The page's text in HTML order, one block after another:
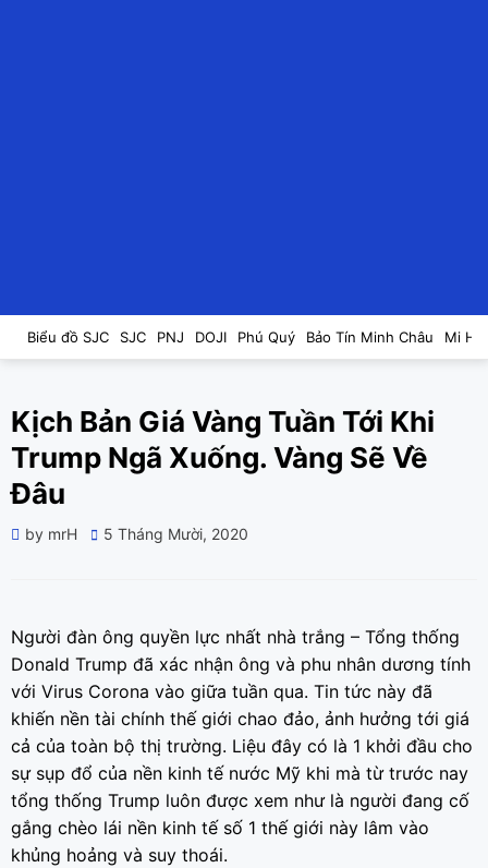
Biểu đồ SJC SJC PNJ DOJI Phú Quý Bảo Tín Minh Châu Mi
Kịch Bản Giá Vàng Tuần Tới Khi
Trump Ngã Xuống. Vàng Sẽ Về
Đâu
by mrH
Posted
5 Tháng Mười, 2020
Người đàn ông quyền lực nhất nhà trắng – Tổng thống
Donald Trump đã xác nhận ông và phu nhân dương tính
với Virus Corona vào giữa tuần qua. Tin tức này đã
khiến nền tài chính thế giới chao đảo, ảnh hưởng tới giá
cả của toàn bộ thị trường. Liệu đây có là 1 khởi đầu cho
sự sụp đổ của nền kinh tế nước Mỹ khi mà từ trước nay
tổng thống Trump luôn được xem như là người đang cố
gắng chèo lái nền kinh tế số 1 thế giới này lâm vào
khủng hoảng và suy thoái.